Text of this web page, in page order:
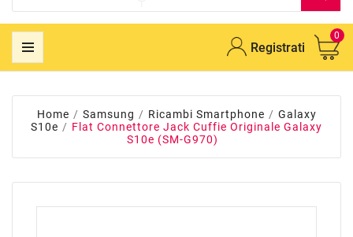
Registrati
0
Home Samsung Ricambi Smartphone
Galaxy
S10e
Flat Connettore Jack Cuffie Originale Galaxy
S10e (SM-G970)